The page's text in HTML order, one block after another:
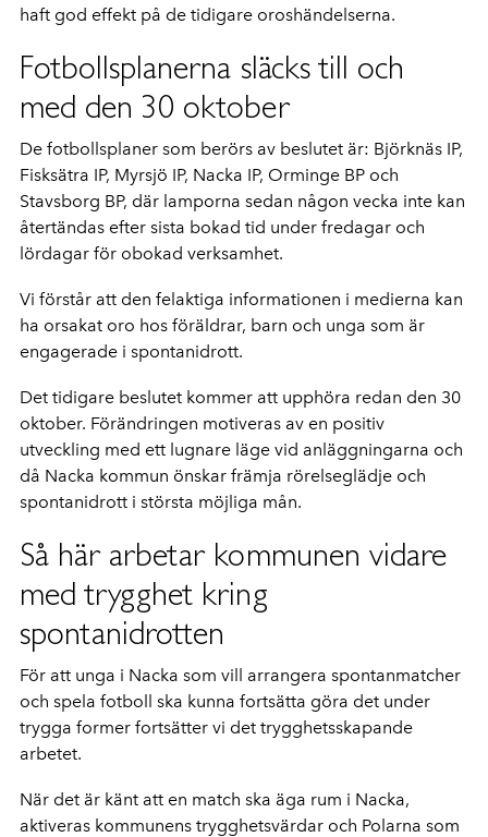
haft god effekt på de tidigare oroshändelserna.
Fotbollsplanerna släcks till och
med den 30 oktober
De fotbollsplaner som berörs av beslutet är: Björknäs IP,
Fisksätra IP, Myrsjö IP, Nacka IP, Orminge BP och
Stavsborg BP, där lamporna sedan någon vecka inte kan
återtändas efter sista bokad tid under fredagar och
lördagar för obokad verksamhet.
Vi förstår att den felaktiga informationen i medierna kan
ha orsakat oro hos föräldrar, barn och unga som är
engagerade i spontanidrott.
Det tidigare beslutet kommer att upphöra redan den 30
oktober. Förändringen motiveras av en positiv
utveckling med ett lugnare läge vid anläggningarna och
då Nacka kommun önskar främja rörelseglädje och
spontanidrott i största möjliga mån.
Så här arbetar kommunen vidare
med trygghet kring
spontanidrotten
För att unga i Nacka som vill arrangera spontanmatcher
och spela fotboll ska kunna fortsätta göra det under
trygga former fortsätter vi det trygghetsskapande
arbetet.
När det är känt att en match ska äga rum i Nacka,
aktiveras kommunens trygghetsvärdar och Polarna som